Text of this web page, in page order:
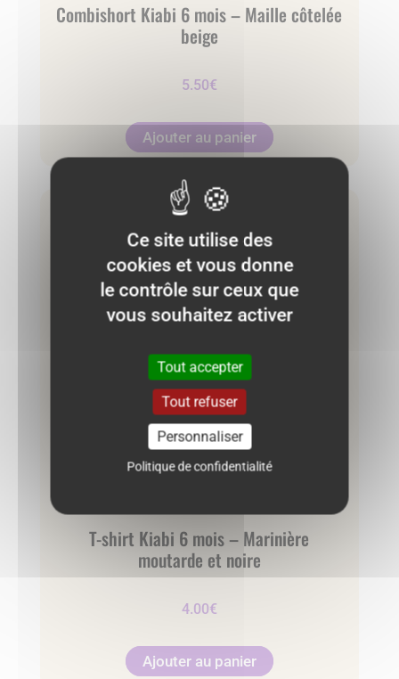
Combishort Kiabi 6 mois – Maille côtelée
beige
5.50€
Ajouter au panier
T-shirt Kiabi 6 mois – Marinière
moutarde et noire
4.00€
Ajouter au panier
Ce site utilise des
cookies et vous donne
le contrôle sur ceux que
vous souhaitez activer
Tout accepter
Tout refuser
Personnaliser
Politique de confidentialité